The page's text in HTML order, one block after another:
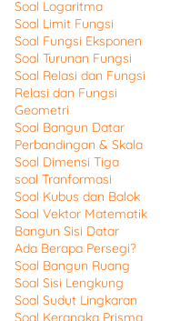
Soal Logaritma
Soal Limit Fungsi
Soal Fungsi Eksponen
Soal Turunan Fungsi
Soal Relasi dan Fungsi
Relasi dan Fungsi
Geometri
Soal Bangun Datar
Perbandingan & Skala
Soal Dimensi Tiga
soal Tranformasi
Soal Kubus dan Balok
Soal Vektor Matematik
Bangun Sisi Datar
Ada Berapa Persegi?
Soal Bangun Ruang
Soal Sisi Lengkung
Soal Sudut Lingkaran
Soal Kerangka Prisma